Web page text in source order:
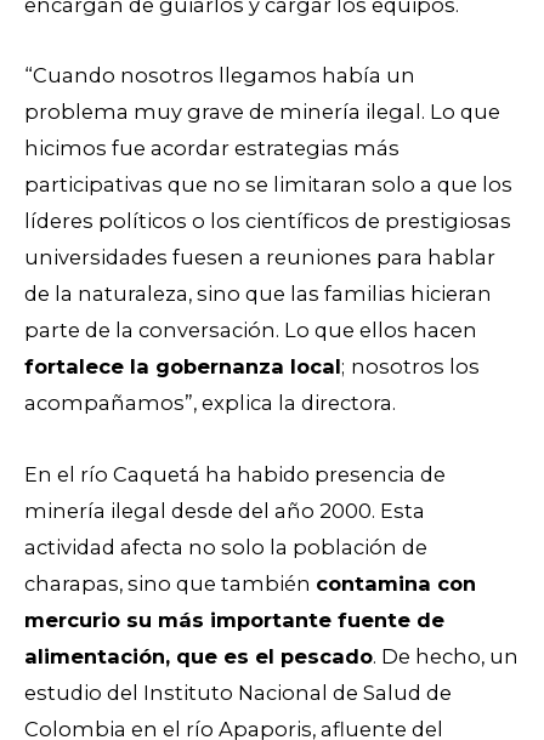
“Cuando nosotros llegamos había un
problema muy grave de minería ilegal. Lo que
hicimos fue acordar estrategias más
participativas que no se limitaran solo a que los
líderes políticos o los científicos de prestigiosas
universidades fuesen a reuniones para hablar
de la naturaleza, sino que las familias hicieran
parte de la conversación. Lo que ellos hacen
fortalece la gobernanza local; nosotros los
acompañamos”, explica la directora.
En el río Caquetá ha habido presencia de
minería ilegal desde del año 2000. Esta
actividad afecta no solo la población de
charapas, sino que también contamina con
mercurio su más importante fuente de
alimentación, que es el pescado. De hecho, un
estudio del Instituto Nacional de Salud de
Colombia en el río Apaporis, afluente del